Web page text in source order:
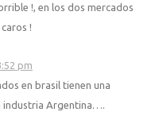
!, en los dos mercados
!
pm
en brasil tienen una
industria Argentina….